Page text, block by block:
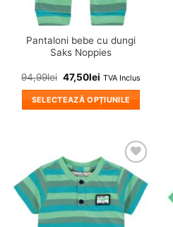
Pantaloni bebe cu dungi
Saks Noppies
94,99lei 47,50lei TVA Inclus
SELECTEAZĂ OPȚIUNILE
mai
multe
variații.
Opțiunile
pot
❤
Adauga
in
wishlist!